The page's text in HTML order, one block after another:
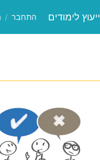
ייעוץ לימודים התחבר /